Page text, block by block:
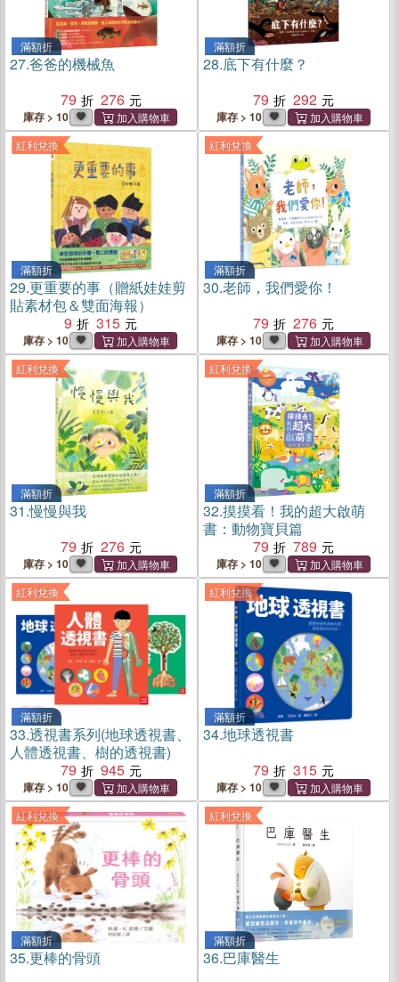
滿額折
27.爸爸的機械魚
79
276
庫存 > 10
滿額折
28.底下有什麼？
79
292
庫存 > 10
紅利兌換
滿額折
29.更重要的事（贈紙娃娃剪
貼素材包＆雙面海報）
9
315
庫存 > 10
紅利兌換
滿額折
30.老師，我們愛你！
79
276
庫存 > 10
紅利兌換
滿額折
31.慢慢與我
79
276
庫存 > 10
紅利兌換
滿額折
32.摸摸看！我的超大啟萌
書：動物寶貝篇
79
789
庫存 > 10
紅利兌換
滿額折
33.透視書系列(地球透視書、
人體透視書、樹的透視書)
79
945
庫存 > 10
紅利兌換
滿額折
34.地球透視書
79
315
庫存 > 10
紅利兌換
滿額折
35.更棒的骨頭
紅利兌換
滿額折
36.巴庫醫生